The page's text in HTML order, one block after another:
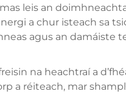
leis an
a chur isteach sa
agus an damáiste
na heachtraí a
a réiteach, mar